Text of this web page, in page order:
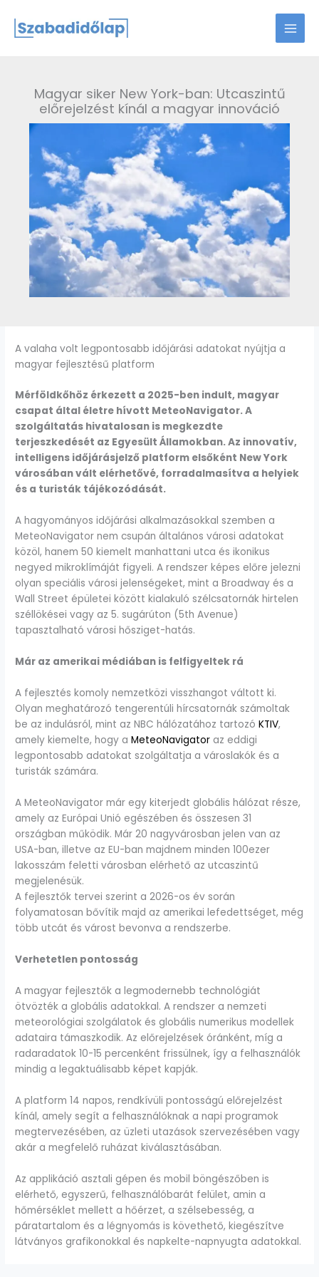
content
Magyar siker New York-ban: Utcaszintű
előrejelzést kínál a magyar innováció
A valaha volt legpontosabb időjárási adatokat nyújtja a
magyar fejlesztésű platform
Mérföldkőhöz érkezett a 2025-ben indult, magyar
csapat által életre hívott MeteoNavigator. A
szolgáltatás hivatalosan is megkezdte
terjeszkedését az Egyesült Államokban. Az innovatív,
intelligens időjárásjelző platform elsőként New York
városában vált elérhetővé, forradalmasítva a helyiek
és a turisták tájékozódását.
A hagyományos időjárási alkalmazásokkal szemben a
MeteoNavigator nem csupán általános városi adatokat
közöl, hanem 50 kiemelt manhattani utca és ikonikus
negyed mikroklímáját figyeli. A rendszer képes előre jelezni
olyan speciális városi jelenségeket, mint a Broadway és a
Wall Street épületei között kialakuló szélcsatornák hirtelen
széllökései vagy az 5. sugárúton (5th Avenue)
tapasztalható városi hősziget-hatás.
Már az amerikai médiában is felfigyeltek rá
A fejlesztés komoly nemzetközi visszhangot váltott ki.
Olyan meghatározó tengerentúli hírcsatornák számoltak
be az indulásról, mint az NBC hálózatához tartozóKTIV,
amely kiemelte, hogy aMeteoNavigator az eddigi
legpontosabb adatokat szolgáltatja a városlakók és a
turisták számára.
A MeteoNavigator már egy kiterjedt globális hálózat része,
amely az Európai Unió egészében és összesen 31
országban működik. Már 20 nagyvárosban jelen van az
USA-ban, illetve az EU-ban majdnem minden 100ezer
lakosszám feletti városban elérhető az utcaszintű
megjelenésük.
A fejlesztők tervei szerint a 2026-os év során
folyamatosan bővítik majd az amerikai lefedettséget, még
több utcát és várost bevonva a rendszerbe.
Verhetetlen pontosság
A magyar fejlesztők a legmodernebb technológiát
ötvözték a globális adatokkal. A rendszer a nemzeti
meteorológiai szolgálatok és globális numerikus modellek
adataira támaszkodik. Az előrejelzések óránként, míg a
radaradatok 10-15 percenként frissülnek, így a felhasználók
mindig a legaktuálisabb képet kapják.
A platform 14 napos, rendkívüli pontosságú előrejelzést
kínál, amely segít a felhasználóknak a napi programok
megtervezésében, az üzleti utazások szervezésében vagy
akár a megfelelő ruházat kiválasztásában.
Az applikáció asztali gépen és mobil böngészőben is
elérhető, egyszerű, felhasználóbarát felület, amin a
hőmérséklet mellett a hőérzet, a szélsebesség, a
páratartalom és a légnyomás is követhető, kiegészítve
látványos grafikonokkal és napkelte-napnyugta adatokkal.